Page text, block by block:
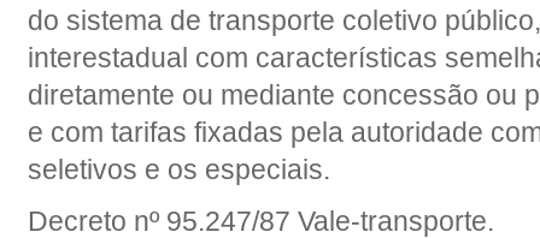
do sistema de transporte coletivo
interestadual com características
diretamente ou mediante concessão ou
e com tarifas fixadas pela autoridade
seletivos e os especiais.
Decreto nº 95.247/87 Vale-transporte.